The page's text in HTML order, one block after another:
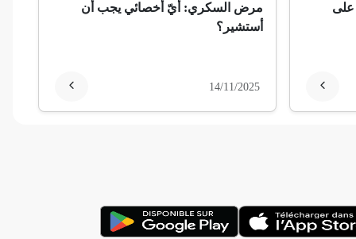
على
مرض السكري: أيّ أخصائي يجب أن
أستشير؟
14/11/2025